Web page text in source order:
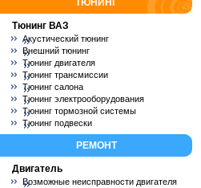
ТЮНИНГ
Тюнинг ВАЗ
Акустический тюнинг
Внешний тюнинг
Тюнинг двигателя
Тюнинг трансмиссии
Тюнинг салона
Тюнинг электрооборудования
Тюнинг тормозной системы
Тюнинг подвески
РЕМОНТ
Двигатель
Возможные неисправности двигателя